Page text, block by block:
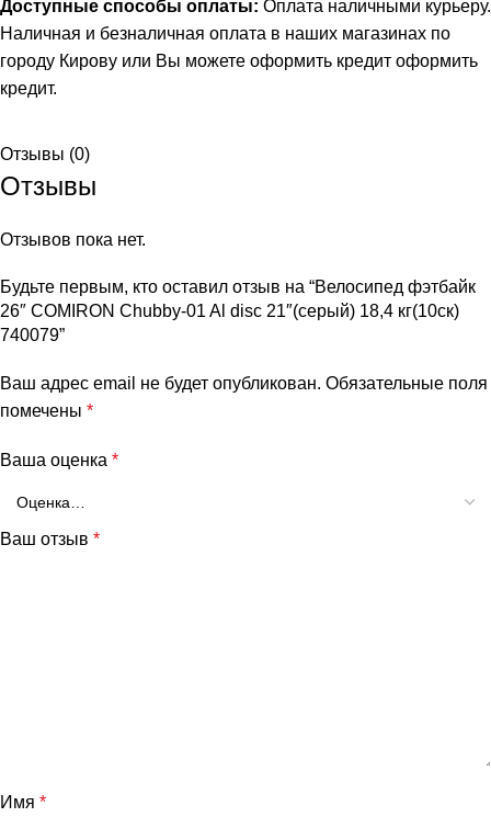
Доступные способы оплаты: Оплата наличными курьеру.
Наличная и безналичная оплата в наших магазинах по
городу Кирову или Вы можете оформить кредит оформить
кредит.
Отзывы (0)
Отзывы
Отзывов пока нет.
Будьте первым, кто оставил отзыв на “Велосипед фэтбайк
26″ COMIRON Chubby-01 Al disc 21″(серый) 18,4 кг(10cк)
740079”
Ваш адрес email не будет опубликован. Обязательные поля
помечены *
Ваша оценка *
Ваш отзыв *
Имя *